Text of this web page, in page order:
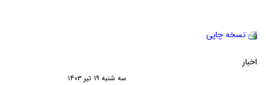
نسخه چاپي
اخبار
سه شنبه ١٩ تير ١٤٠٣